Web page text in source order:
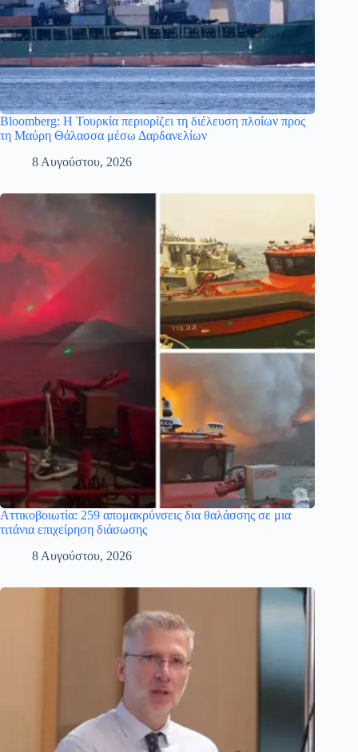
Bloomberg: Η Τουρκία περιορίζει τη διέλευση πλοίων προς
τη Μαύρη Θάλασσα μέσω Δαρδανελίων
8 Αυγούστου, 2026
Αττικοβοιωτία: 259 απομακρύνσεις δια θαλάσσης σε μια
τιτάνια επιχείρηση διάσωσης
8 Αυγούστου, 2026